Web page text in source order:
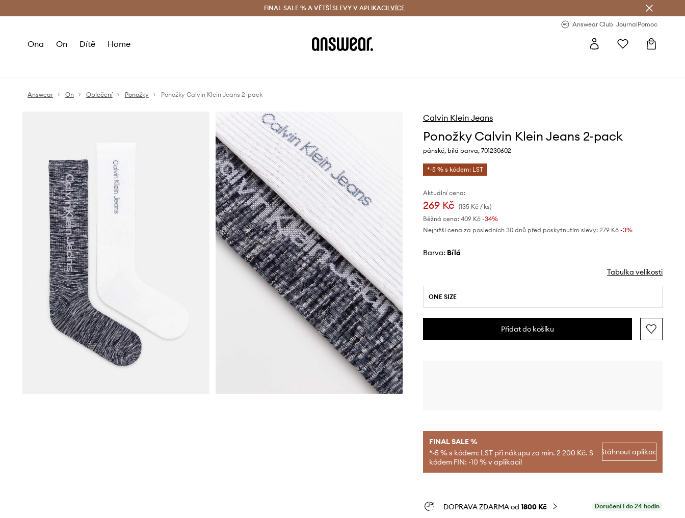
Doručení a vrácení zdarma (od 1800 Kč) Doručení i do 24 h
FINAL SALE % A VĚTŠÍ SLEVY V APLIKACI! VÍCE
Answear Club JournalPomoc
Ona On Dítě Home
Answear On Oblečení Ponožky Ponožky Calvin Klein Jeans 2-pack
Calvin Klein Jeans
Ponožky Calvin Klein Jeans 2-pack
pánské, bílá barva, 701230602
*-5 % s kódem: LST
Aktuální cena:
269 Kč (135 Kč / ks)
Běžná cena: 409 Kč-34%
Nejnižší cena za posledních 30 dnů před poskytnutím slevy: 279 Kč -3%
Barva: bílá
Tabulka velikosti
ONE SIZE
Přidat do košíku
FINAL SALE %
*-5 % s kódem: LST při nákupu za min. 2 200 Kč. S
kódem FIN: -10 % v aplikaci!
Stáhnout aplikaci
DOPRAVA ZDARMA od 1800 Kč Doručení i do 24 hodin